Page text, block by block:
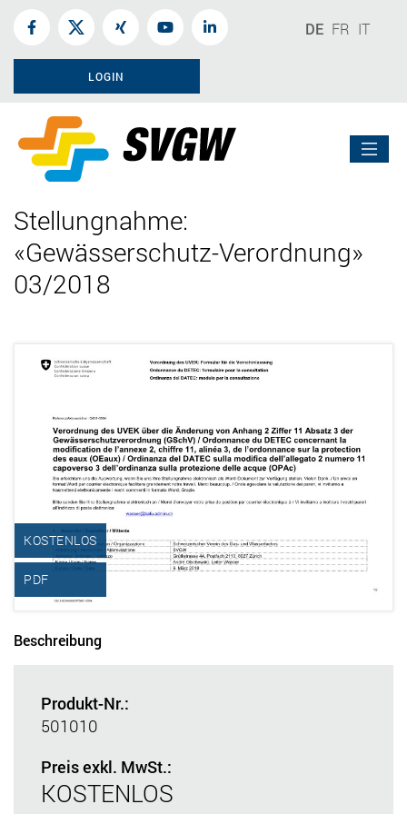
DE FR IT
LOGIN
Stellungnahme:
«Gewässerschutz-Verordnung»
03/2018
KOSTENLOS
PDF
Beschreibung
Produkt-Nr.:
501010
Preis exkl. MwSt.:
KOSTENLOS